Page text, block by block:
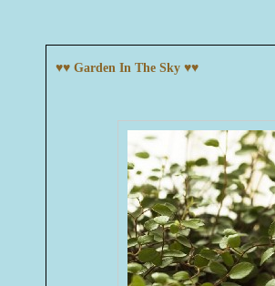
♥♥ Garden In The Sky ♥♥